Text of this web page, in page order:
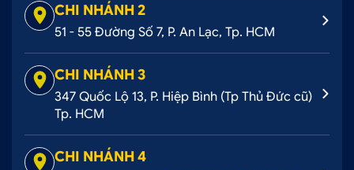
CHI NHÁNH 2
51 - 55 Đường Số 7, P. An Lạc, Tp. HCM
CHI NHÁNH 3
347 Quốc Lộ 13, P. Hiệp Bình (Tp Thủ Đức cũ)
Tp. HCM
CHI NHÁNH 4